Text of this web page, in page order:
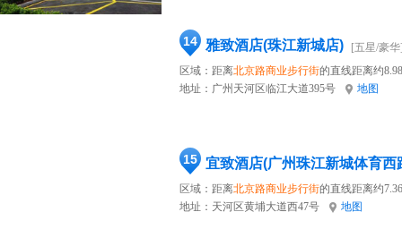
14 雅致酒店(珠江新城店)
[五星/豪
区域：距离北京路商业步行街的直线距离约
地址： 广州天河区临江大道395号 地图
15 宜致酒店(广州珠江新城体育西
区域：距离北京路商业步行街的直线距离约
地址： 天河区黄埔大道西47号 地图